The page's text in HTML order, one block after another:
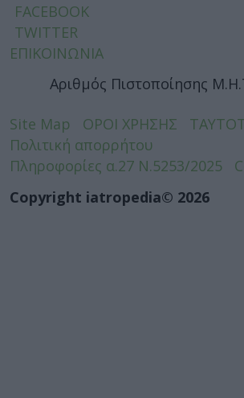
FACEBOOK
TWITTER
ΕΠΙΚΟΙΝΩΝΙΑ
Αριθμός Πιστοποίησης
Site Map ΟΡΟΙ ΧΡΗΣΗΣ
Πολιτική απορρήτου
Πληροφορίες α.27 Ν.5253/2025
Copyright iatropedia© 2026